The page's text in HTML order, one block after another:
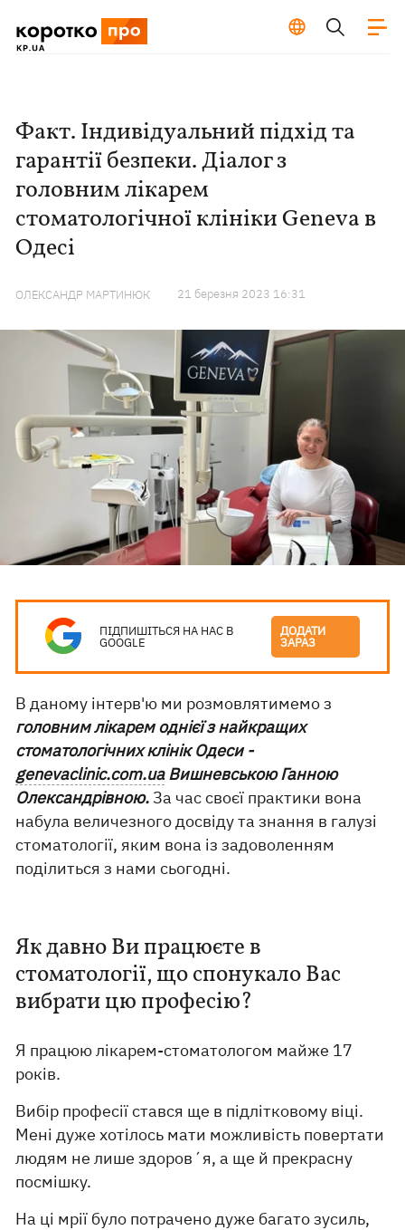
Факт. Індивідуальний підхід та
гарантії безпеки. Діалог з
головним лікарем
стоматологічної клініки Geneva в
Одесі
ОЛЕКСАНДР МАРТИНЮК 21 березня 2023 16:31
ПІДПИШІТЬСЯ НА НАС В
GOOGLE
ДОДАТИ
ЗАРАЗ
В даному інтерв'ю ми розмовлятимемо з
головним лікарем однієї з найкращих
стоматологічних клінік Одеси -
genevaclinic.com.uaВишневською Ганною
Олександрівною. За час своєї практики вона
набула величезного досвіду та знання в галузі
стоматології, яким вона із задоволенням
поділиться з нами сьогодні.
Як давно Ви працюєте в
стоматології, що спонукало Вас
вибрати цю професію?
Я працюю лікарем-стоматологом майже 17
років.
Вибір професії стався ще в підлітковому віці.
Мені дуже хотілось мати можливість повертати
людям не лише здоров´я, а ще й прекрасну
посмішку.
На ці мрії було потрачено дуже багато зусиль,